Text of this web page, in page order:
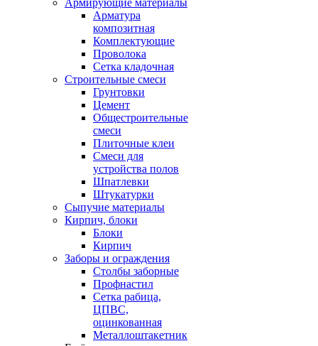
Армирующие материалы
Арматура
композитная
Комплектующие
Проволока
Сетка кладочная
Строительные смеси
Грунтовки
Цемент
Общестроительные
смеси
Плиточные клеи
Смеси для
устройства полов
Шпатлевки
Штукатурки
Сыпучие материалы
Кирпич, блоки
Блоки
Кирпич
Заборы и ограждения
Столбы заборные
Профнастил
Сетка рабица,
ЦПВС,
оцинкованная
Металлоштакетник